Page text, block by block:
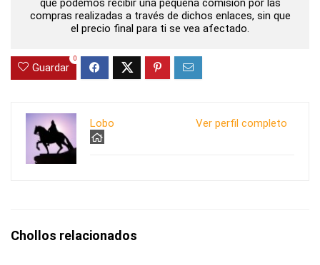
que podemos recibir una pequeña comisión por las
compras realizadas a través de dichos enlaces, sin que
el precio final para ti se vea afectado.
Guardar
0
Ver perfil completo
Lobo
Chollos relacionados